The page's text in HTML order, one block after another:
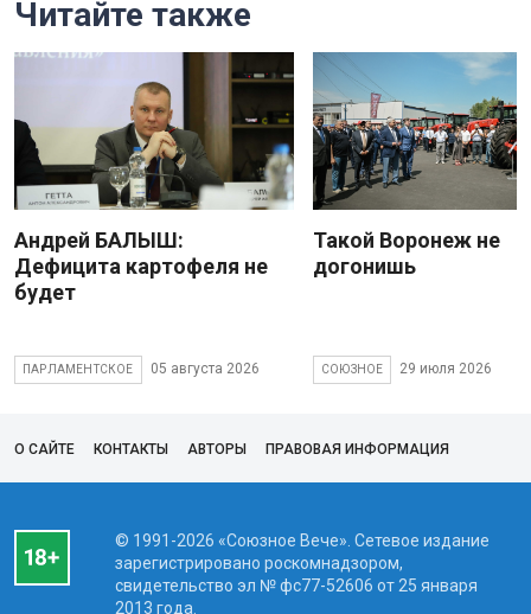
Читайте также
Андрей БАЛЫШ:
Дефицита картофеля не
будет
ПАРЛАМЕНТСКОЕ 05 августа 2026
Такой Воронеж не
догонишь
СОЮЗНОЕ 29 июля 2026
О САЙТЕ КОНТАКТЫ АВТОРЫ ПРАВОВАЯ ИНФОРМАЦИЯ
© 1991-2026 «Союзное Вече». Сетевое издание
зарегистрировано роскомнадзором,
свидетельство эл № фc77-52606 от 25 января
2013 года.